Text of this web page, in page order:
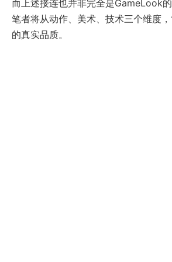
而上述接连也并非完全是GameLook
笔者将从动作、美术、技术三个维度
的真实品质。